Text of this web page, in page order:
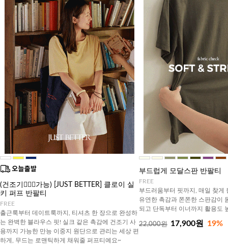
(건조기🙆🏻‍♀️가능) [JUST BETTER] 클로이 실
키 퍼프 반팔티
FREE
출근룩부터 데이트룩까지, 티셔츠 한 장으로 완성하
는 완벽한 블라우스 핏! 실크 같은 촉감에 건조기 사
용까지 가능한 만능 이중지 원단으로 관리는 세상 편
하게, 무드는 로맨틱하게 채워줄 퍼프티예요~
부드럽게 모달스판 반팔티
FREE
부드러움부터 핏까지, 매일 찾게
유연한 촉감과 쫀쫀한 스판감이
되고 단독부터 이너까지 활용도
22,000원 17,900원 19%